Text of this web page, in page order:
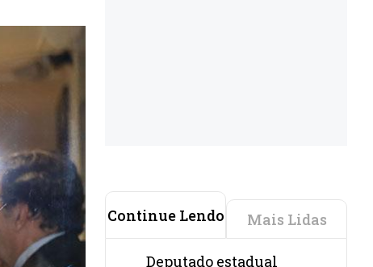
Continue Lendo Mais Lidas
Deputado estadual